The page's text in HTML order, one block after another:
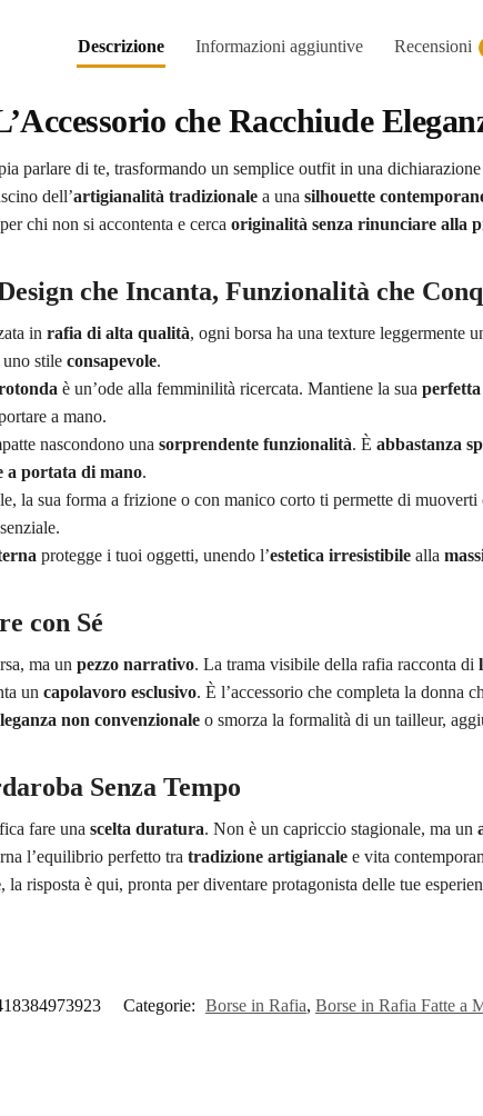
Descrizione Informazioni aggiuntive Recensioni
che Racchiude
parlare di te, trasformando un semplice outfit in una
dell’artigianalità tradizionalea una silhouette
chi non si accontenta e cerca originalità senza rinunciare alla
che Incanta, Funzionalità che
in rafia di alta qualità, ogni borsa ha una texture leggermente
stile consapevole.
è un’ode alla femminilità ricercata. Mantiene la sua
a mano.
nascondono una sorprendente funzionalità. È abbastanza
a portata di mano.
la sua forma a frizione o con manico corto ti permette di muoverti
protegge i tuoi oggetti, unendo l’estetica irresistibilealla
con Sé
ma un pezzo narrativo. La trama visibile della rafia racconta di
un capolavoro esclusivo. È l’accessorio che completa la donna
non convenzionaleo smorza la formalità di un tailleur,
Senza Tempo
fare una scelta duratura. Non è un capriccio stagionale, ma un
l’equilibrio perfetto tra tradizione artigianalee vita
, la risposta è qui, pronta per diventare protagonista delle tue
Categorie: Borse in Rafia, Borse in Rafia Fatte a